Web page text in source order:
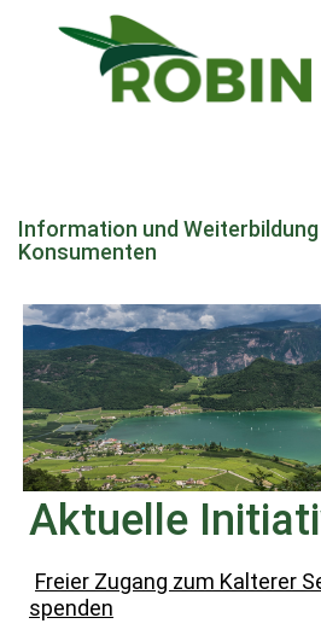
zum
Inhalt
Information und
Konsumenten
Aktuelle
Freier Zugang zum Kalterer
spenden